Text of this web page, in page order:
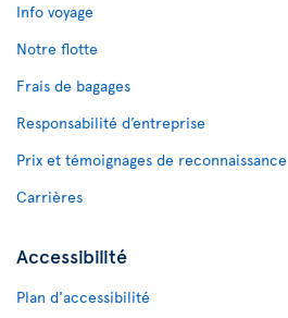
Info voyage
Notre flotte
Frais de bagages
Responsabilité d’entreprise
Prix et témoignages de reconnaissance
Carrières
Accessibilité
Plan d'accessibilité